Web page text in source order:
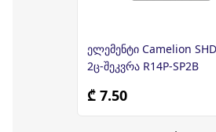
ელემენტი Camelion
2ც-შეკვრა R14P-SP2B
₾ 7.50